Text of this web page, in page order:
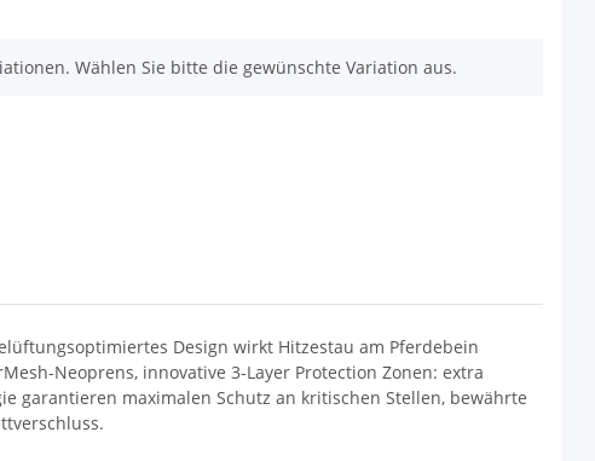
Wählen Sie bitte die gewünschte Variation aus.
Design wirkt Hitzestau am Pferdebein
Neoprens, innovative 3-Layer Protection Zonen: extra
garantieren maximalen Schutz an kritischen Stellen, bewährte